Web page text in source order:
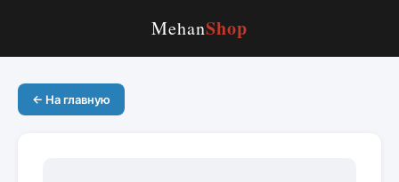
MehanShop
← На главную